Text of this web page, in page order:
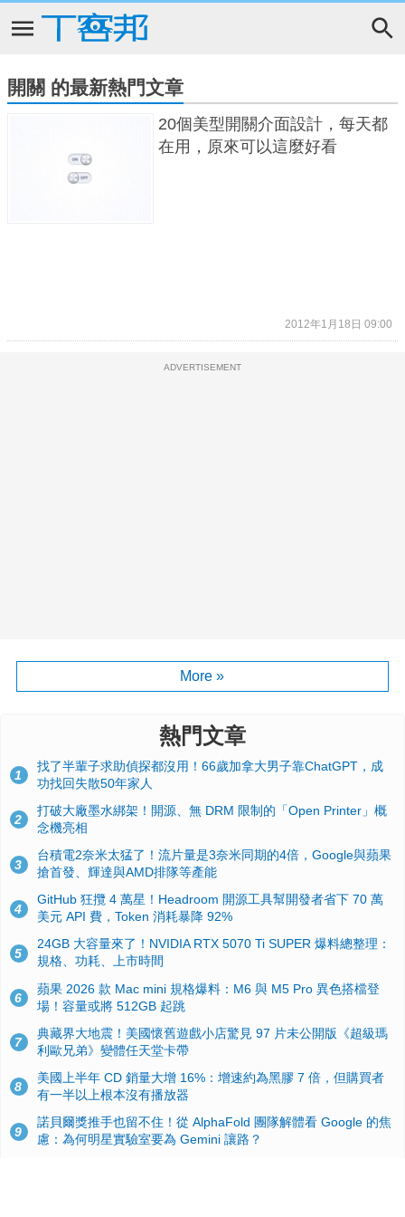
開關 的最新熱門文章
20個美型開關介面設計，每天都
在用，原來可以這麼好看
2012年1月18日 09:00
ADVERTISEMENT
More »
熱門文章
1
找了半輩子求助偵探都沒用！66歲加拿大男子靠ChatGPT，成
功找回失散50年家人
2
打破大廠墨水綁架！開源、無 DRM 限制的「Open Printer」概
念機亮相
3
台積電2奈米太猛了！流片量是3奈米同期的4倍，Google與蘋果
搶首發、輝達與AMD排隊等產能
4
GitHub 狂攬 4 萬星！Headroom 開源工具幫開發者省下 70 萬
美元 API 費，Token 消耗暴降 92%
5
24GB 大容量來了！NVIDIA RTX 5070 Ti SUPER 爆料總整理：
規格、功耗、上市時間
6
蘋果 2026 款 Mac mini 規格爆料：M6 與 M5 Pro 異色搭檔登
場！容量或將 512GB 起跳
7
典藏界大地震！美國懷舊遊戲小店驚見 97 片未公開版《超級瑪
利歐兄弟》變體任天堂卡帶
8
美國上半年 CD 銷量大增 16%：增速約為黑膠 7 倍，但購買者
有一半以上根本沒有播放器
9
諾貝爾獎推手也留不住！從 AlphaFold 團隊解體看 Google 的焦
慮：為何明星實驗室要為 Gemini 讓路？